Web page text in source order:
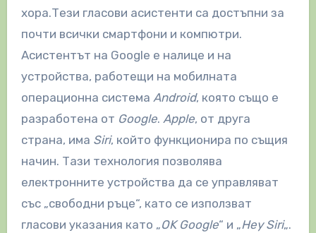
хора.Тези гласови асистенти са достъпни за
почти всички смартфони и компютри.
Асистентът на Google е налице и на
устройства, работещи на мобилната
операционна система Android, която също е
разработена от Google. Apple, от друга
страна, има Siri, който функционира по същия
начин. Тази технология позволява
електронните устройства да се управляват
със „свободни ръце“, като се използват
гласови указания като „OK Google“ и „Hey Siri„.